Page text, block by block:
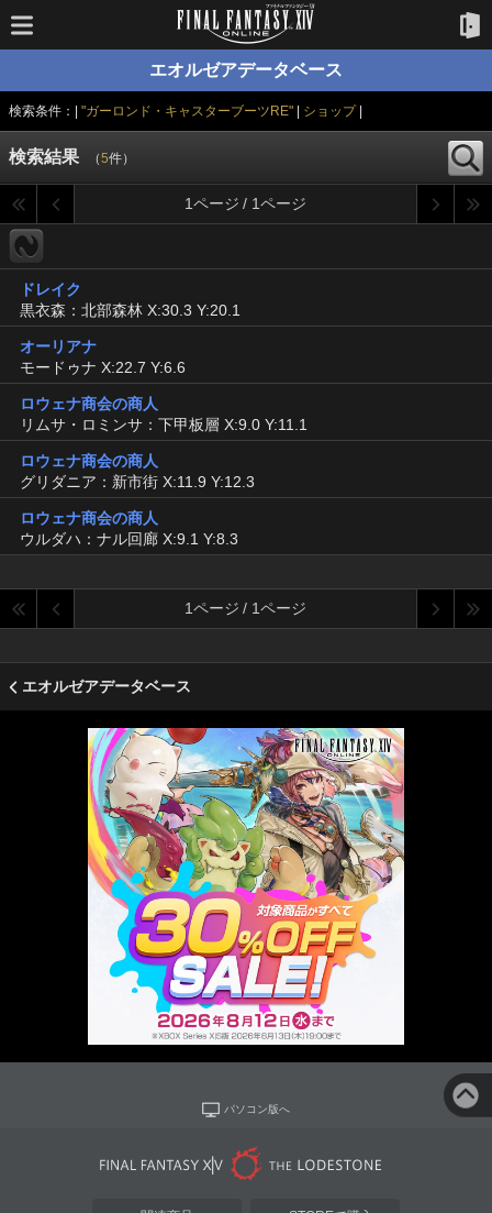
エオルゼアデータベース
検索条件：| "ガーロンド・キャスターブーツRE"| ショップ|
検索結果 （5件）
1ページ / 1ページ
ドレイク
黒衣森：北部森林 X:30.3 Y:20.1
オーリアナ
モードゥナ X:22.7 Y:6.6
ロウェナ商会の商人
リムサ・ロミンサ：下甲板層 X:9.0 Y:11.1
ロウェナ商会の商人
グリダニア：新市街 X:11.9 Y:12.3
ロウェナ商会の商人
ウルダハ：ナル回廊 X:9.1 Y:8.3
1ページ / 1ページ
エオルゼアデータベース
パソコン版へ